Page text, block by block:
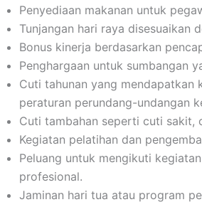
Penyediaan makanan untuk
Tunjangan hari raya disesuaikan
Bonus kinerja berdasarkan
Penghargaan untuk sumbangan
Cuti tahunan yang mendapatkan
peraturan perundang-undangan
Cuti tambahan seperti cuti sakit,
Kegiatan pelatihan dan
Peluang untuk mengikuti
profesional.
Jaminan hari tua atau program